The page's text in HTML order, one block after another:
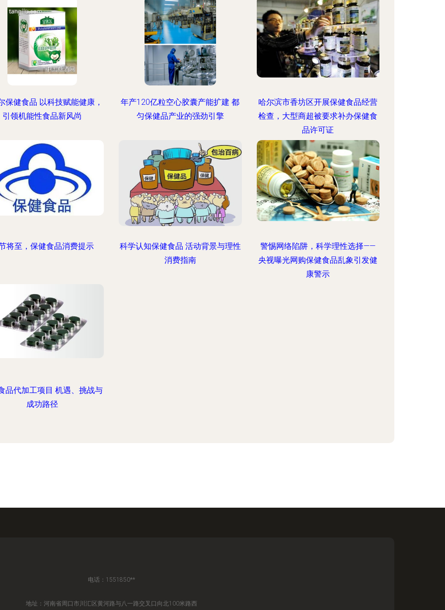
保健食品 以科技赋能健康，
引领机能性食品新风尚
年产120亿粒空心胶囊产能扩建 都
匀保健品产业的强劲引擎
哈尔滨市香坊区开展保健食品经营
检查，大型商超被要求补办保健食
品许可证
将至，保健食品消费提示
科学认知保健食品 活动背景与理性
消费指南
警惕网络陷阱，科学理性选择——
央视曝光网购保健食品乱象引发健
康警示
品代加工项目 机遇、挑战与
成功路径
电话：1551850**
地址：河南省周口市川汇区黄河路与八一路交叉口向北100米路西